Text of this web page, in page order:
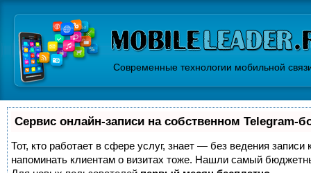
Современные технологии мобильной
Сервис онлайн-записи на собственном Telegram-
Тот, кто работает в сфере услуг, знает — без ведения
напоминать клиентам о визитах тоже. Нашли самый